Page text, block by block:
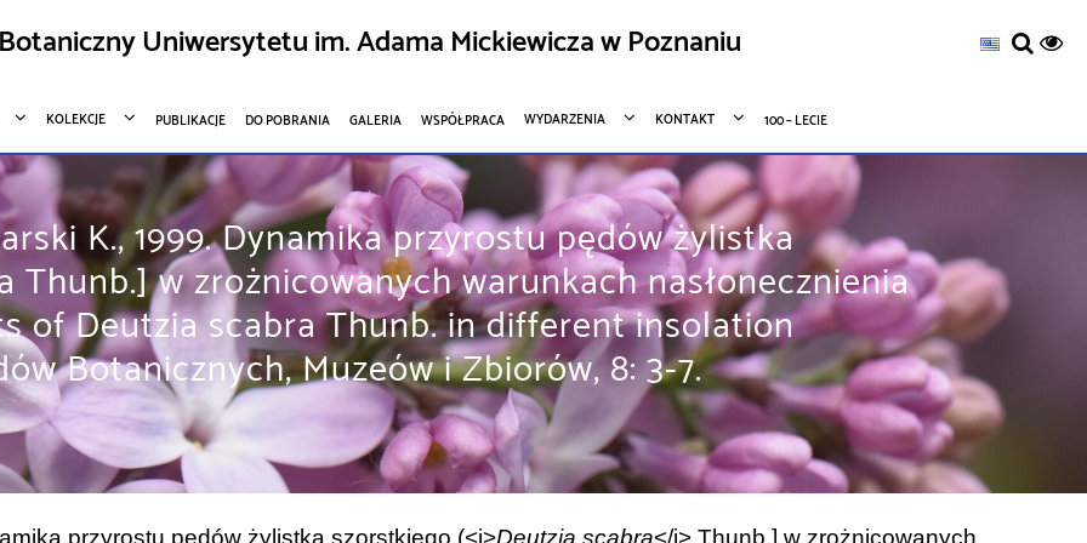
Uniwersytetu im. Adama Mickiewicza w Poznaniu
KOLEKCJE PUBLIKACJE DO POBRANIA GALERIA WSPÓŁPRACA WYDARZENIA KONTAKT 100 – LECIE
K., 1999. Dynamika przyrostu pędów żylistka
w zrożnicowanych warunkach nasłonecznienia
of Deutzia scabra Thunb. in different insolation
Botanicznych, Muzeów i Zbiorów, 8: 3-7.
przyrostu pędów żylistka szorstkiego (<i>Deutzia scabra</i> Thunb.] w zrożnicowanych